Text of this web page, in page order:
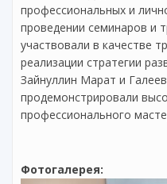
профессиональных и
проведении семинаров и
участвовали в качестве
реализации стратегии
Зайнуллин Марат и
продемонстрировали
профессионального
Фотогалерея: